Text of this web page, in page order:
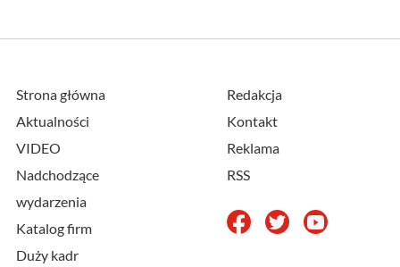
Strona główna
Aktualności
VIDEO
Nadchodzące
wydarzenia
Katalog firm
Duży kadr
Redakcja
Kontakt
Reklama
RSS